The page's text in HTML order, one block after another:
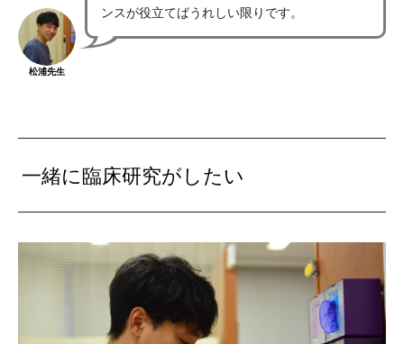
松浦先生
ンスが役立てばうれしい限りです。
一緒に臨床研究がしたい